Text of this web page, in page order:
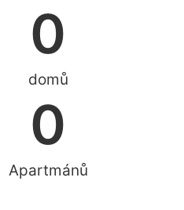
0
domů
0
Apartmánů